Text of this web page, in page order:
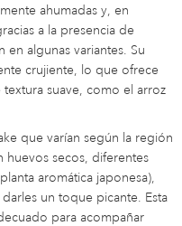
ahumadas y, en
a la presencia de
algunas variantes. Su
crujiente, lo que ofrece
suave, como el arroz
que varían según la región
huevos secos, diferentes
aromática japonesa),
un toque picante. Esta
para acompañar